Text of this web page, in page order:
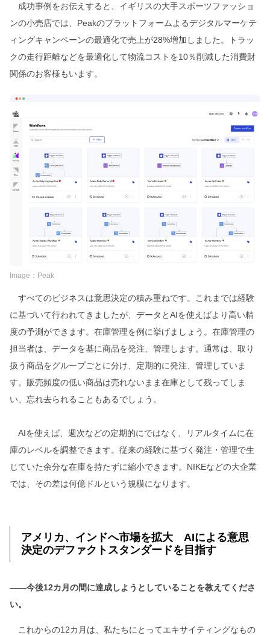
成功事例をお伝えすると、イギリスの大手スポーツファッショ
ンの小売店では、Peakのプラットフォームよるデジタルマーケテ
ィングキャンペーンの最適化で売上が28%増加しました。トラッ
クの走行距離などを最適化して物流コストを10％削減した消費財
関係のお客様もいます。
Image：Peak
すべてのビジネスは意思決定の積み重ねです。これまでは経験
に基づいて行われてきましたが、データとAIを使えばより高い精
度の予測ができます。在庫管理を例に挙げましょう。在庫管理の
担当者は、データを基に商品を発注、管理します。通常は、取り
扱う商品をグループごとに分け、定期的に発注、管理していま
す。販売頻度の低い商品は売れないまま在庫として残ってしま
い、忘れ去られることもあるでしょう。
AIを使えば、週次などの定期的にではなく、リアルタイムに在
庫のレベルを調整できます。従来の経験に基づく発注・管理で生
じていた余分な在庫を持たずに縮小できます。NIKEなどの大企業
では、その差は何億ドルという規模になります。
アメリカ、インドへ市場を拡大 AIによる意思
決定のデファクトスタンダードを目指す
――今後12カ月の間に達成しようとしていることを教えてくださ
い。
これからの12カ月は、私たちにとってエキサイティングなもの